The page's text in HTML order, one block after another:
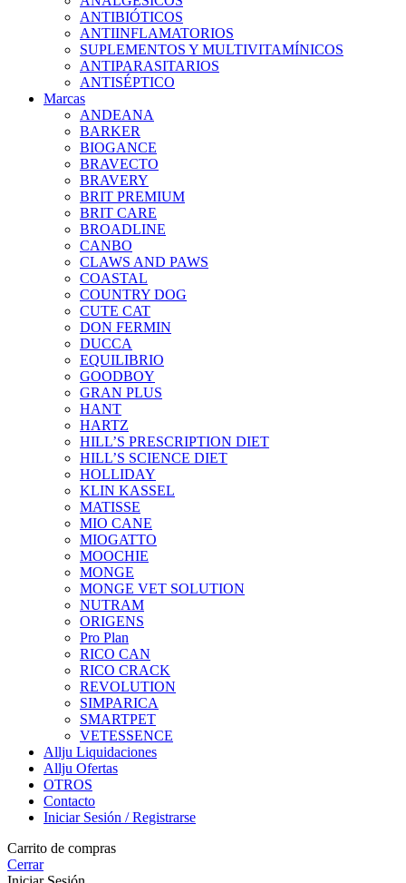
ANTIBIÓTICOS
ANTIINFLAMATORIOS
SUPLEMENTOS Y MULTIVITAMÍNICOS
ANTIPARASITARIOS
ANTISÉPTICO
Marcas
ANDEANA
BARKER
BIOGANCE
BRAVECTO
BRAVERY
BRIT PREMIUM
BRIT CARE
BROADLINE
CANBO
CLAWS AND PAWS
COASTAL
COUNTRY DOG
CUTE CAT
DON FERMIN
DUCCA
EQUILIBRIO
GOODBOY
GRAN PLUS
HANT
HARTZ
HILL’S PRESCRIPTION DIET
HILL’S SCIENCE DIET
HOLLIDAY
KLIN KASSEL
MATISSE
MIO CANE
MIOGATTO
MOOCHIE
MONGE
MONGE VET SOLUTION
NUTRAM
ORIGENS
Pro Plan
RICO CAN
RICO CRACK
REVOLUTION
SIMPARICA
SMARTPET
VETESSENCE
Allju Liquidaciones
Allju Ofertas
OTROS
Contacto
Iniciar Sesión / Registrarse
Carrito de compras
Cerrar